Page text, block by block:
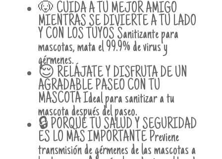
🐶 CUIDA A TU MEJOR AMIGO
MIENTRAS SE DIVIERTE A TU LADO
Y CON LOS TUYOS Sanitizante para
mascotas, mata el 99.9% de virus y
gérmenes.
😌 RELÁJATE Y DISFRUTA DE UN
AGRADABLE PASEO CON TU
MASCOTA Ideal para sanitizar a tu
mascota después del paseo.
🔒 PORQUE TU SALUD Y SEGURIDAD
ES LO MÁS IMPORTANTE Previene
transmisión de gérmenes de las mascotas a